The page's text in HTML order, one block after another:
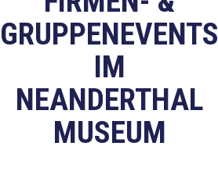
GRUPPENEVENTS
IM
NEANDERTHAL
MUSEUM